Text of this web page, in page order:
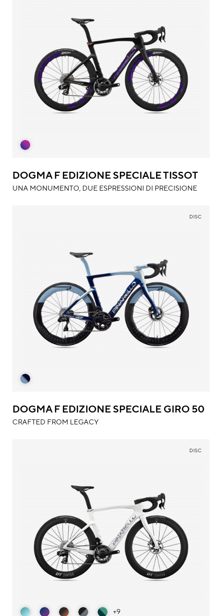
DOGMA F EDIZIONE SPECIALE TISSOT
UNA MONUMENTO, DUE ESPRESSIONI DI PRECISIONE
DISC
DOGMA F EDIZIONE SPECIALE GIRO 50
CRAFTED FROM LEGACY
DISC
+9